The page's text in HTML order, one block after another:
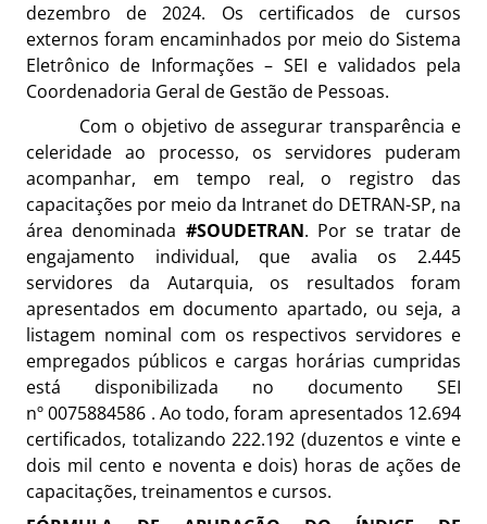
dezembro de 2024. Os certificados de cursos
externos foram encaminhados por meio do Sistema
Eletrônico de Informações – SEI e validados pela
Coordenadoria Geral de Gestão de Pessoas.
Com o objetivo de assegurar transparência e
celeridade ao processo, os servidores puderam
acompanhar, em tempo real, o registro das
capacitações por meio da Intranet do DETRAN-SP, na
área denominada #SOUDETRAN. Por se tratar de
engajamento individual, que avalia os 2.445
servidores da Autarquia, os resultados foram
apresentados em documento apartado, ou seja, a
listagem nominal com os respectivos servidores e
empregados públicos e cargas horárias cumpridas
está disponibilizada no documento SEI
nº0075884586 . Ao todo, foram apresentados 12.694
certificados, totalizando 222.192 (duzentos e vinte e
dois mil cento e noventa e dois) horas de ações de
capacitações, treinamentos e cursos.